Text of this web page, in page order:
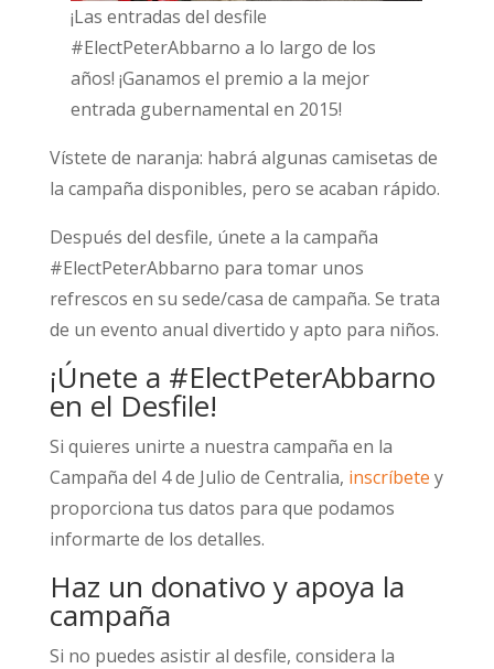
¡Las entradas del desfile
#ElectPeterAbbarno a lo largo de los
años! ¡Ganamos el premio a la mejor
entrada gubernamental en 2015!
Vístete de naranja: habrá algunas camisetas de
la campaña disponibles, pero se acaban rápido.
Después del desfile, únete a la campaña
#ElectPeterAbbarno para tomar unos
refrescos en su sede/casa de campaña. Se trata
de un evento anual divertido y apto para niños.
¡Únete a #ElectPeterAbbarno
en el Desfile!
Si quieres unirte a nuestra campaña en la
Campaña del 4 de Julio de Centralia, inscríbete y
proporciona tus datos para que podamos
informarte de los detalles.
Haz un donativo y apoya la
campaña
Si no puedes asistir al desfile, considera la